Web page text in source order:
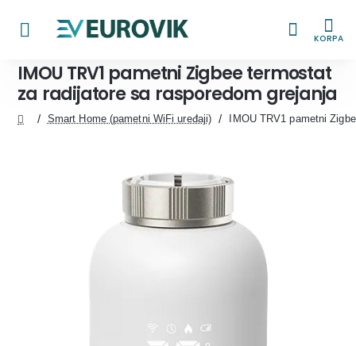
KORPA
IMOU TRV1 pametni Zigbee termostat
za radijatore sa rasporedom grejanja
Smart Home (pametni WiFi uređaji) IMOU TRV1 pametni